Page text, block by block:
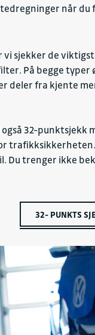
når
sjekker de
På begge
deler fra kjente
32-punktsjekk
Du trenger ikke
32- PUNKTS